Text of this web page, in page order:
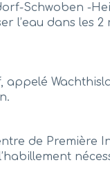
Schwoben -
l’eau dans les
appelé
de Première